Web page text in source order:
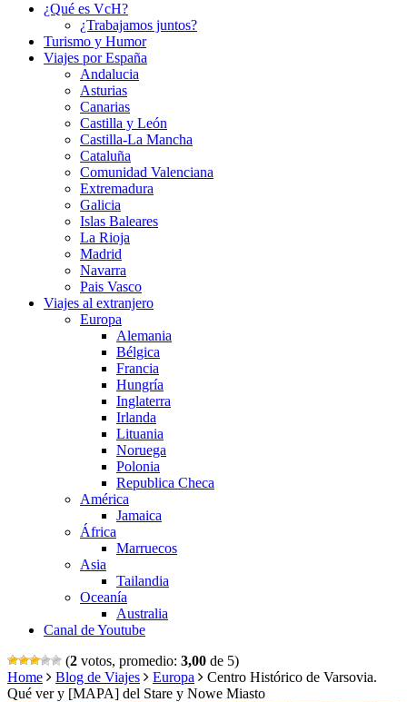
¿Qué es VcH?
¿Trabajamos juntos?
Turismo y Humor
Viajes por España
Andalucia
Asturias
Canarias
Castilla y León
Castilla-La Mancha
Cataluña
Comunidad Valenciana
Extremadura
Galicia
Islas Baleares
La Rioja
Madrid
Navarra
Pais Vasco
Viajes al extranjero
Europa
Alemania
Bélgica
Francia
Hungría
Inglaterra
Irlanda
Lituania
Noruega
Polonia
Republica Checa
América
Jamaica
África
Marruecos
Asia
Tailandia
Oceanía
Australia
Canal de Youtube
(2 votos, promedio: 3,00 de 5)
Home
Blog de Viajes Europa
Centro Histórico de Varsovia.
Qué ver y [MAPA] del Stare y Nowe Miasto